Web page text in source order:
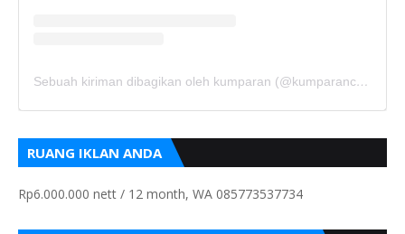
Sebuah kiriman dibagikan oleh kumparan (@kumparancom)
RUANG IKLAN ANDA
Rp6.000.000 nett / 12 month, WA 085773537734